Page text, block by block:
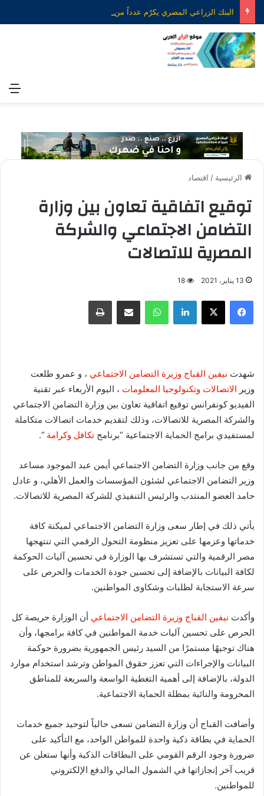
الرئيسية / اقتصاد
توقيع اتفاقية تعاون بين وزارة
التضامن الاجتماعي والشركة
المصرية للاتصالات
13 يناير، 2021 18
فيسبوك X لينكدإن واتساب مشاركة عبر البريد طباعة
شهدت نيفين القباج وزيرة التضامن الاجتماعي ، و عمرو طلعت
وزير الاتصالات وتكنولوجيا المعلومات ، اليوم الأربعاء عبر تقنية
الفيديو كونفرانس توقيع اتفاقية تعاون بين وزارة التضامن الاجتماعي
والشركة المصرية للاتصالات، وذلك لتقديم خدمات اتصالات متكاملة
لمستفيدي برامج الحماية الاجتماعية “برنامج تكافل وكرامة“.
وقع من جانب وزارة التضامن الاجتماعي أيمن عبد الموجود مساعد
وزير التضامن الاجتماعي لشئون المؤسسات والعمل الأهلي، و عادل
حامد العضو المنتدب والرئيس التنفيذي للشركة المصرية للاتصالات.
يأتي ذلك في إطار سعى وزارة التضامن الاجتماعي لميكنة كافة
خدماتها وعزمها على تعزيز منظومة التحول الرقمي التي تنتهجها
مصر الرقمية والتي تستشرف بها الوزارة في تحسين آليات الحوكمة
لكافة البيانات بالإضافة إلى تحسين جودة الخدمات والحرص على
سرعة الاستجابة لطلبات وشكاوى المواطنين.
وأكدت نيفين القباج وزيرة التضامن الاجتماعي أن الوزارة حريصة كل
الحرص على تحسين آليات خدمة المواطنين في كافة برامجها، وأن
هناك توجيهًا مستمرًا من السيد رئيس الجمهورية بضرورة حوكمة
البيانات والإجراءات التي تعزز حقوق المواطن وترشد استخدام موارد
الدولة، بالإضافة إلى أهمية التغطية الواسعة والسريعة للمناطق
المحرومة والنائية بمظلة الحماية الاجتماعية.
وأضافت القباج أن وزارة التضامن تسعى حالياً لتوحيد جميع خدمات
الحماية في بطاقة ذكية واحدة للمواطن الواحد، مع التأكيد على
ضرورة وجود الرقم القومي على البطاقات الذكية وأنها ستعلن عن
قريب آخر إنجازاتها في الشمول المالي والدفع الإلكتروني
للمواطنين.